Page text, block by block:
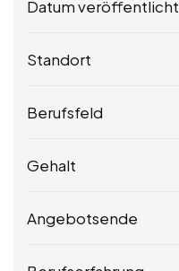
Datum veröffentlicht
Standort
Berufsfeld
Gehalt
Angebotsende